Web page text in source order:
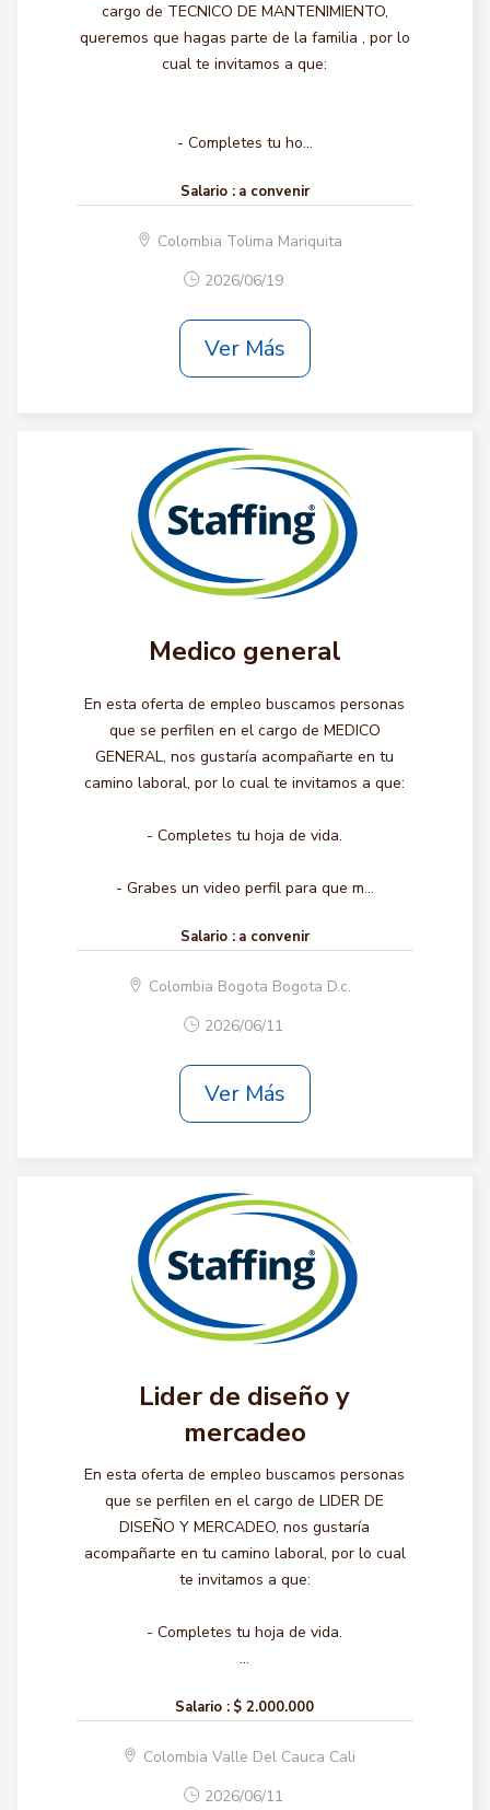
cargo de TECNICO DE MANTENIMIENTO,
queremos que hagas parte de la familia , por lo
cual te invitamos a que:
- Completes tu ho...
Salario : a convenir
Colombia Tolima Mariquita
2026/06/19
Ver Más
Medico general
En esta oferta de empleo buscamos personas
que se perfilen en el cargo de MEDICO
GENERAL, nos gustaría acompañarte en tu
camino laboral, por lo cual te invitamos a que:
- Completes tu hoja de vida.
- Grabes un video perfil para que m...
Salario : a convenir
Colombia Bogota Bogota D.c.
2026/06/11
Ver Más
Lider de diseño y
mercadeo
En esta oferta de empleo buscamos personas
que se perfilen en el cargo de LIDER DE
DISEÑO Y MERCADEO, nos gustaría
acompañarte en tu camino laboral, por lo cual
te invitamos a que:
- Completes tu hoja de vida.
...
Salario : $ 2.000.000
Colombia Valle Del Cauca Cali
2026/06/11